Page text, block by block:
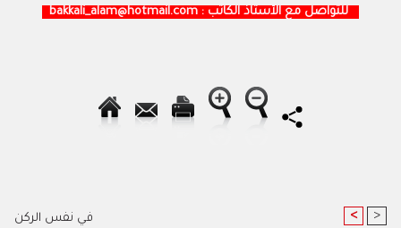
للتواصل مع الأستاذ الكاتب : bakkali_alam@hotmail.com
في نفس الركن < >